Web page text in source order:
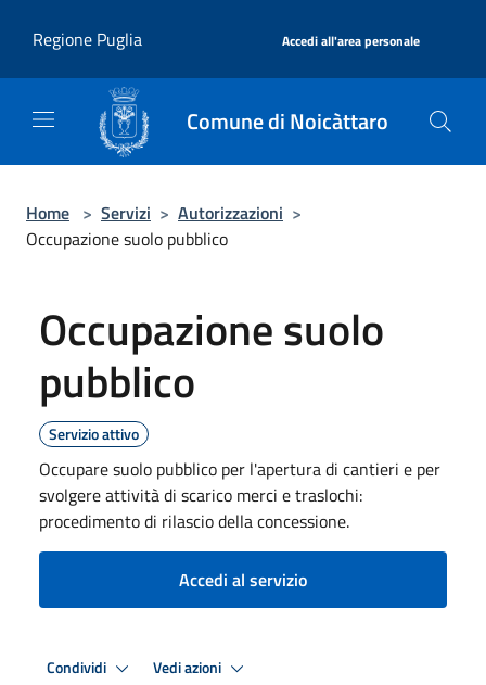
Regione Puglia
Accedi all'area personale
Comune di Noicàttaro
Home > Servizi > Autorizzazioni >
Occupazione suolo pubblico
Occupazione suolo
pubblico
Servizio attivo
Occupare suolo pubblico per l'apertura di cantieri e per
svolgere attività di scarico merci e traslochi:
procedimento di rilascio della concessione.
Accedi al servizio
Condividi Vedi azioni